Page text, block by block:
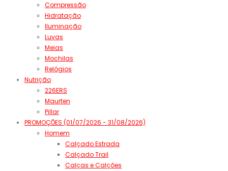
Compressão
Hidratação
Iluminação
Luvas
Meias
Mochilas
Relógios
Nutrição
226ERS
Maurten
Pillar
PROMOÇÕES (01/07/2026 - 31/08/2026)
Homem
Calçado Estrada
Calçado Trail
Calças e Calções